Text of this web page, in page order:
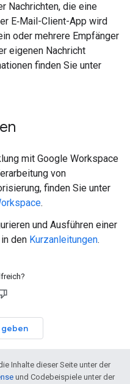
Nachrichten, die eine
E‑Mail-Client-App wird
oder mehrere Empfänger
eigenen Nachricht
finden Sie unter
mit Google Workspace
von
finden Sie unter
.
und Ausführen einer
den Kurzanleitungen.
geben
Inhalte dieser Seite unter der
und Codebeispiele unter der